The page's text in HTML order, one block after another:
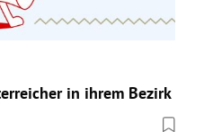
in ihrem Bezirk